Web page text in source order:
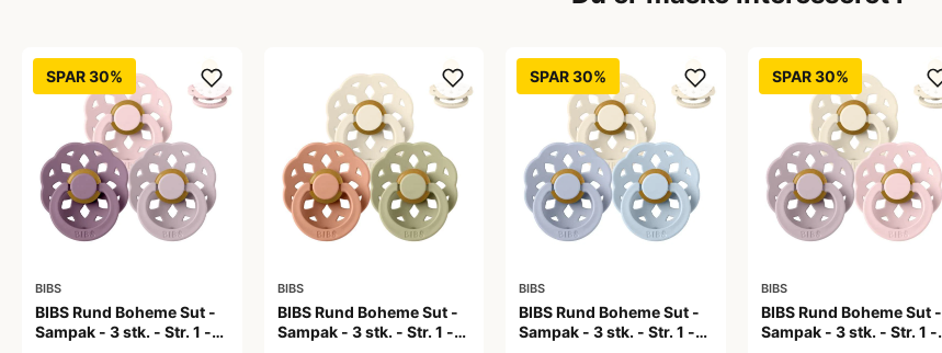
SPAR 30%
BIBS
BIBS Rund Boheme Sut -
Sampak - 3 stk. - Str. 1 -
BIBS
BIBS Rund Boheme Sut -
Sampak - 3 stk. - Str. 1 -
SPAR 30%
BIBS
BIBS Rund Boheme Sut -
Sampak - 3 stk. - Str. 1 -
SPAR 30%
BIBS
BIBS Rund Boheme Sut -
Sampak - 3 stk. - Str. 1 -